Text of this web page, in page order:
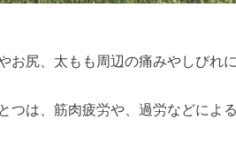
お尻、太もも周辺の痛みやしびれ
つは、筋肉疲労や、過労などによ